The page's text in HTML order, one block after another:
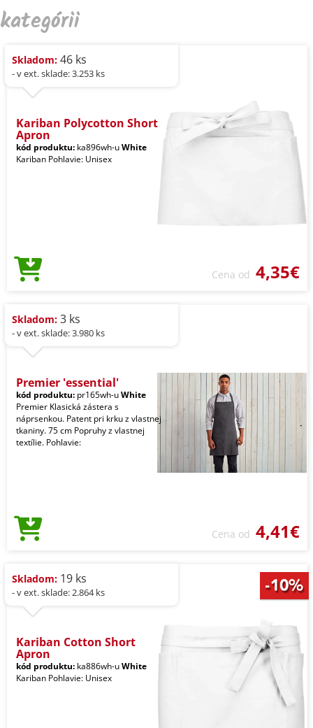
kategórii
Skladom: 46 ks
- v ext. sklade: 3.253 ks
Kariban Polycotton Short
Apron
kód produktu: ka896wh-uWhite
Kariban Pohlavie: Unisex
Cena od 4,35€
Skladom: 3 ks
- v ext. sklade: 3.980 ks
Premier 'essential'
kód produktu: pr165wh-uWhite
Premier Klasická zástera s
náprsenkou. Patent pri krku z vlastnej
tkaniny. 75 cm Popruhy z vlastnej
textílie. Pohlavie:
Cena od 4,41€
Skladom: 19 ks
- v ext. sklade: 2.864 ks
Kariban Cotton Short
Apron
kód produktu: ka886wh-uWhite
Kariban Pohlavie: Unisex